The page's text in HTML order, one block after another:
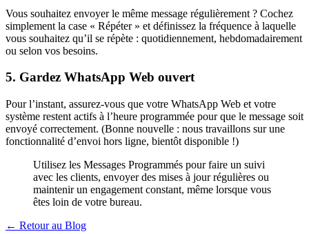
Vous souhaitez envoyer le même message régulièrement ? Cochez
simplement la case « Répéter » et définissez la fréquence à laquelle
vous souhaitez qu’il se répète : quotidiennement, hebdomadairement
ou selon vos besoins.
5. Gardez WhatsApp Web ouvert
Pour l’instant, assurez-vous que votre WhatsApp Web et votre
système restent actifs à l’heure programmée pour que le message soit
envoyé correctement. (Bonne nouvelle : nous travaillons sur une
fonctionnalité d’envoi hors ligne, bientôt disponible !)
Utilisez les Messages Programmés pour faire un suivi
avec les clients, envoyer des mises à jour régulières ou
maintenir un engagement constant, même lorsque vous
êtes loin de votre bureau.
← Retour au Blog